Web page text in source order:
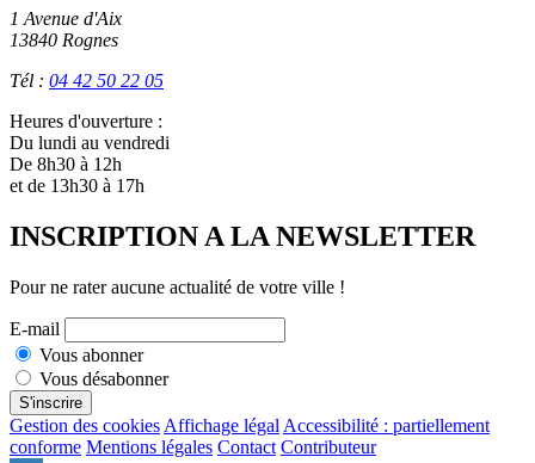
1 Avenue d'Aix
13840 Rognes
Tél : 04 42 50 22 05
Heures d'ouverture :
Du lundi au vendredi
De 8h30 à 12h
et de 13h30 à 17h
INSCRIPTION A LA NEWSLETTER
Pour ne rater aucune actualité de votre ville !
E-mail
Vous abonner
Vous désabonner
S'inscrire
Gestion des cookies Affichage légal Accessibilité : partiellement
conforme Mentions légales Contact Contributeur